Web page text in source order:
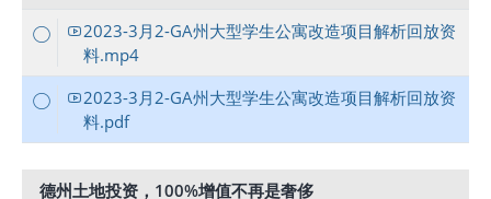
2023-3月2-GA州大型学生公寓改造项目解析回放资
料.mp4
2023-3月2-GA州大型学生公寓改造项目解析回放资
料.pdf
德州土地投资，100%增值不再是奢侈